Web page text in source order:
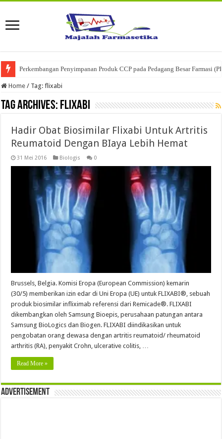
Perkembangan Penyimpanan Produk CCP pada Pedagang Besar Farmasi
Home / Tag:flixabi
Tag Archives: flixabi
Hadir Obat Biosimilar Flixabi Untuk Artritis
Reumatoid Dengan BIaya Lebih Hemat
31 Mei 2016 Biologis 0
Brussels, Belgia. Komisi Eropa (European Commission) kemarin
(30/5) memberikan izin edar di Uni Eropa (UE) untuk FLIXABI®, sebuah
produk biosimilar infliximab referensi dari Remicade®. FLIXABI
dikembangkan oleh Samsung Bioepis, perusahaan patungan antara
Samsung BioLogics dan Biogen. FLIXABI diindikasikan untuk
pengobatan orang dewasa dengan artritis reumatoid/ rheumatoid
arthritis (RA), penyakit Crohn, ulcerative colitis, …
Read More »
Advertisement